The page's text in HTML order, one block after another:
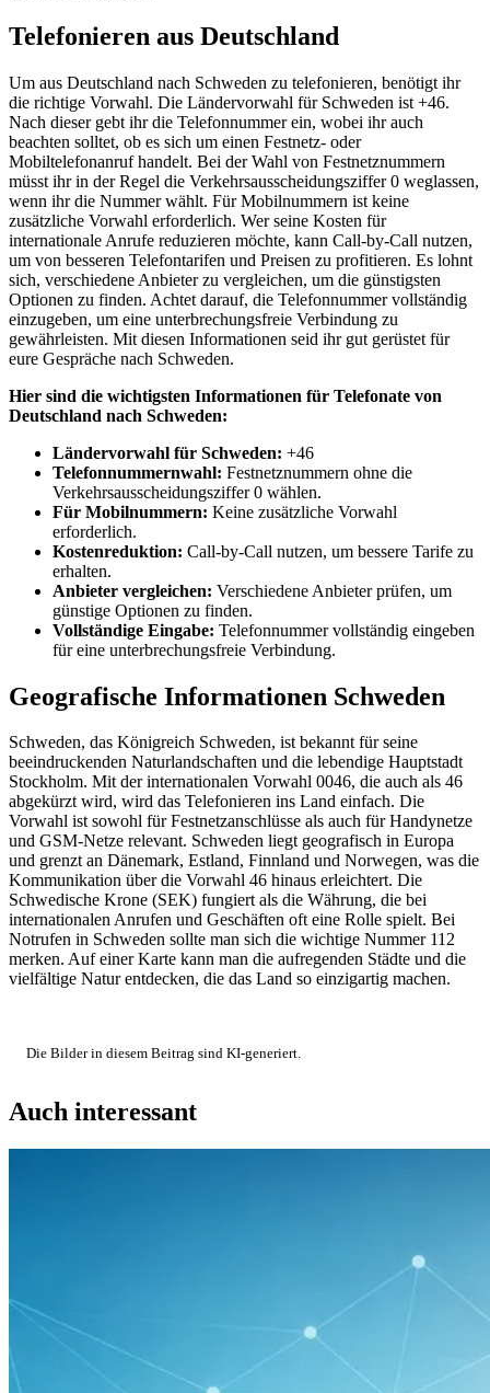
Telefonieren aus Deutschland
Um aus Deutschland nach Schweden zu telefonieren, benötigt ihr
die richtige Vorwahl. Die Ländervorwahl für Schweden ist +46.
Nach dieser gebt ihr die Telefonnummer ein, wobei ihr auch
beachten solltet, ob es sich um einen Festnetz- oder
Mobiltelefonanruf handelt. Bei der Wahl von Festnetznummern
müsst ihr in der Regel die Verkehrsausscheidungsziffer 0 weglassen,
wenn ihr die Nummer wählt. Für Mobilnummern ist keine
zusätzliche Vorwahl erforderlich. Wer seine Kosten für
internationale Anrufe reduzieren möchte, kann Call-by-Call nutzen,
um von besseren Telefontarifen und Preisen zu profitieren. Es lohnt
sich, verschiedene Anbieter zu vergleichen, um die günstigsten
Optionen zu finden. Achtet darauf, die Telefonnummer vollständig
einzugeben, um eine unterbrechungsfreie Verbindung zu
gewährleisten. Mit diesen Informationen seid ihr gut gerüstet für
eure Gespräche nach Schweden.
Hier sind die wichtigsten Informationen für Telefonate von
Deutschland nach Schweden:
Ländervorwahl für Schweden: +46
Telefonnummernwahl: Festnetznummern ohne die
Verkehrsausscheidungsziffer 0 wählen.
Für Mobilnummern: Keine zusätzliche Vorwahl
erforderlich.
Kostenreduktion: Call-by-Call nutzen, um bessere Tarife zu
erhalten.
Anbieter vergleichen: Verschiedene Anbieter prüfen, um
günstige Optionen zu finden.
Vollständige Eingabe: Telefonnummer vollständig eingeben
für eine unterbrechungsfreie Verbindung.
Geografische Informationen Schweden
Schweden, das Königreich Schweden, ist bekannt für seine
beeindruckenden Naturlandschaften und die lebendige Hauptstadt
Stockholm. Mit der internationalen Vorwahl 0046, die auch als 46
abgekürzt wird, wird das Telefonieren ins Land einfach. Die
Vorwahl ist sowohl für Festnetzanschlüsse als auch für Handynetze
und GSM-Netze relevant. Schweden liegt geografisch in Europa
und grenzt an Dänemark, Estland, Finnland und Norwegen, was die
Kommunikation über die Vorwahl 46 hinaus erleichtert. Die
Schwedische Krone (SEK) fungiert als die Währung, die bei
internationalen Anrufen und Geschäften oft eine Rolle spielt. Bei
Notrufen in Schweden sollte man sich die wichtige Nummer 112
merken. Auf einer Karte kann man die aufregenden Städte und die
vielfältige Natur entdecken, die das Land so einzigartig machen.
Die Bilder in diesem Beitrag sind KI-generiert.
Auch interessant